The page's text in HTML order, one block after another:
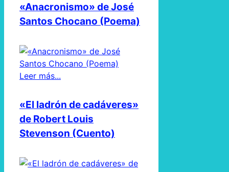
«Anacronismo» de José
Santos Chocano (Poema)
Leer más...
«El ladrón de cadáveres»
de Robert Louis
Stevenson (Cuento)